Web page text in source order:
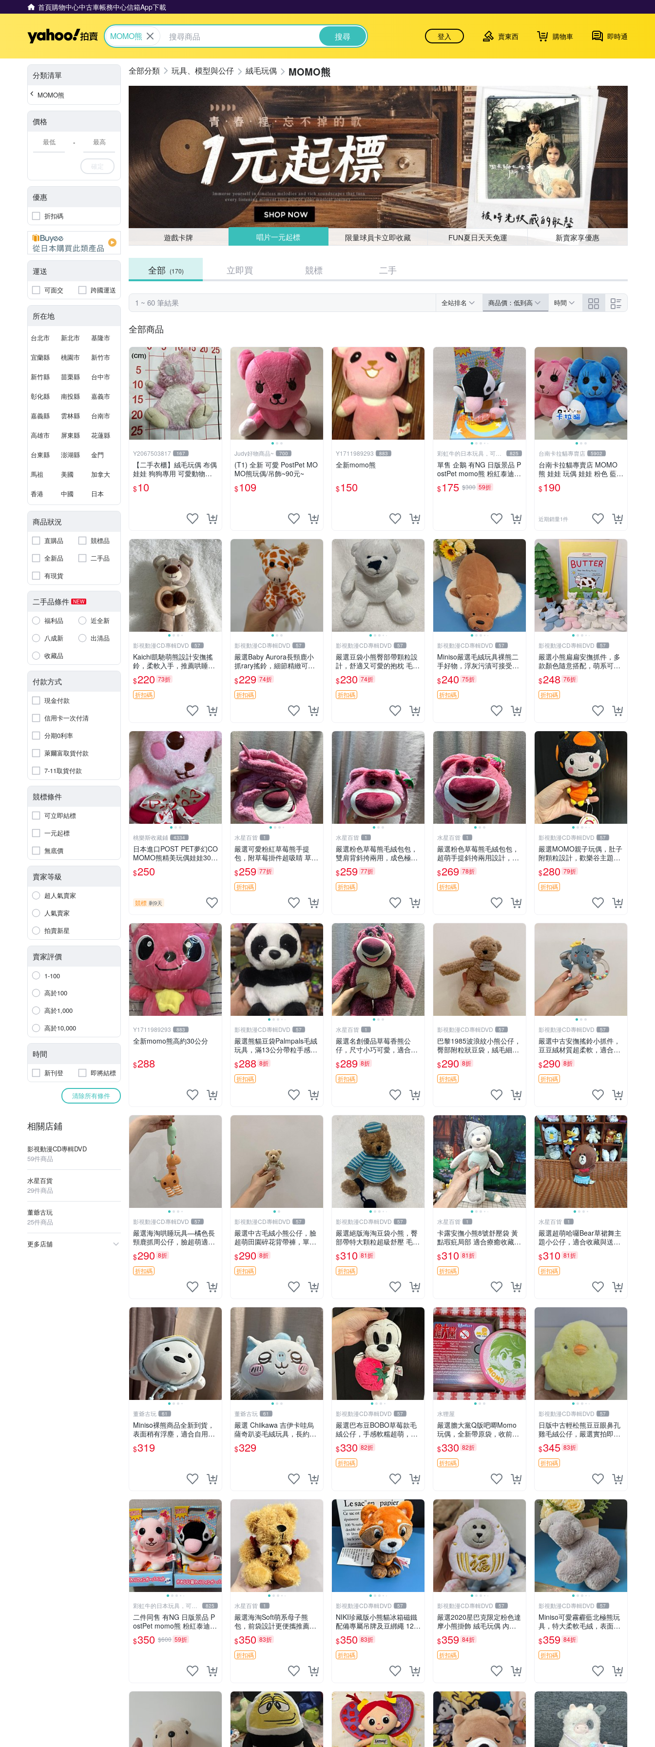
首頁購物中心中古車帳務中心信箱App下載
Yahoo拍賣
MOMO熊 搜尋 登入 賣東西 購物車 即時通
分類清單
MOMO熊
價格
-
確定
優惠
折扣碼
運送
可面交 跨國運送
所在地
台北市 新北市 基隆市
宜蘭縣 桃園市 新竹市
新竹縣 苗栗縣 台中市
彰化縣 南投縣 嘉義市
嘉義縣 雲林縣 台南市
高雄市 屏東縣 花蓮縣
台東縣 澎湖縣 金門
馬祖 美國 加拿大
香港 中國 日本
商品狀況
直購品
競標品
全新品
二手品
有現貨
二手品條件 NEW
福利品
近全新
八成新
出清品
收藏品
付款方式
現金付款
信用卡一次付清
分期0利率
萊爾富取貨付款
7-11取貨付款
競標條件
可立即結標
一元起標
無底價
賣家等級
超人氣賣家
人氣賣家
拍賣新星
賣家評價
1-100
高於100
高於1,000
高於10,000
時間
新刊登 即將結標
清除所有條件
相關店鋪
影視動漫CD專輯DVD
59件商品
水星百貨
29件商品
董爺古玩
25件商品
更多店舖
玩具、模型與公仔 絨毛玩偶 MOMO熊
遊戲卡牌 唱片一元起標 限量球員卡立即收藏 FUN夏日天天免運 新賣家享優惠
全部 (170) 立即買 競標 二手
1 ~ 60 筆結果 全站排名 商品價：低到高 時間
全部商品
Y2067503817 167
【二手衣櫃】絨毛玩偶 布偶
娃娃 狗狗專用 可愛動物系
列 耐咬耐磨玩具 玩偶 粉紅
熊寵物玩具 1120929
$10
Judy好物商品~ 700
(T1) 全新 可愛 PostPet MO
MO熊玩偶/吊飾~90元~
$109
Y1711989293 883
全新momo熊
$150
彩虹牛的日本玩具，可7
取付
825
單售 企鵝 有NG 日版景品 P
ostPet momo熊 粉紅泰迪熊
娃娃 布偶 手指頭 娃娃
$175 $300 59折
台南卡拉貓專賣店 5902
台南卡拉貓專賣店 MOMO
熊 娃娃 玩偶 娃娃 粉色 藍色
2色分售
$190
近期銷量1件
影視動漫CD專輯DVD 57
Kaichi凱馳萌熊設計安撫搖
鈴，柔軟入手，推薦哄睡好
選擇 熊公仔 安撫玩具 喂食
環
$220 73折
折扣碼
影視動漫CD專輯DVD 57
嚴選Baby Aurora長頸鹿小
抓rary搖鈴，細節精緻可聆
聽清脆鈴音 軟萌可愛 定制
紀念 金屬搖鈴 新手媽咪推
薦 長頸鹿 抓rary 搖鈴
$229 74折
折扣碼
影視動漫CD專輯DVD 57
嚴選豆袋小熊臀部帶顆粒設
計，舒適又可愛的抱枕 毛絨
抱枕、臀部按摩、坐墊
$230 74折
折扣碼
影視動漫CD專輯DVD 57
Miniso嚴選毛絨玩具裸熊二
手好物，浮灰污漬可接受。
請詳閱照片再下單，售出不
退不換。全新品相收藏推
薦。 裸熊 毛絨玩具 收藏
$240 75折
折扣碼
影視動漫CD專輯DVD 57
嚴選小熊扁扁安撫抓件，多
款顏色隨意搭配，萌系可愛
可改掛件 小熊安撫抓件 憶
記 抓繩 孩童掛件
$248 76折
折扣碼
桃樂斯收藏鋪 4334
日本進口POST PET夢幻CO
MOMO熊精美玩偶娃娃30c
m
$250
競標 剩9天
水星百貨 1
嚴選可愛粉紅草莓熊手提
包，附草莓掛件超吸睛 草莓
熊手提包 草莓掛件 可愛port
unese
$259 77折
折扣碼
水星百貨 1
嚴選粉色草莓熊毛絨包包，
雙肩背斜挎兩用，成色極佳
精準關鍵詞：草莓熊 包包
毛絨
$259 77折
折扣碼
水星百貨 1
嚴選粉色草莓熊毛絨包包，
超萌手提斜挎兩用設計，成
色上佳容量大 粉紅草莓 毛
絨包 超大容量
$269 78折
折扣碼
影視動漫CD專輯DVD 57
嚴選MOMO親子玩偶，肚子
附顆粒設計，歡樂谷主題，
成色清晰可視頻確認。歡樂
購不停！ 點點玩偶 歡樂谷
肚子帶顆粒
$280 79折
折扣碼
Y1711989293 883
全新momo熊高約30公分
$288
影視動漫CD專輯DVD 57
嚴選熊貓豆袋Palmpals毛絨
玩具，滿13公分帶粒手感極
佳，電影主題周邊推薦 熊貓
Palmpals 毛絨玩具 豆袋 劇
場版周邊
$288 8折
折扣碼
水星百貨 1
嚴選名創優品草莓香熊公
仔，尺寸小巧可愛，適合收
藏賞玩 30cm 玩具 公仔 草
莓熊
$289 8折
折扣碼
影視動漫CD專輯DVD 57
巴黎1985波浪紋小熊公仔，
臀部附粒狀豆袋，絨毛細膩
臉部可愛，中古嚴選推薦 小
熊 公仔 豆袋
$290 8折
折扣碼
影視動漫CD專輯DVD 57
嚴選中古安撫搖鈴小抓件，
豆豆絨材質超柔軟，適合新
生寶寶緩解焦慮 (安撫玩具
寶寶用品 抱枕)
$290 8折
折扣碼
影視動漫CD專輯DVD 57
嚴選海淘哄睡玩具—橘色長
頸鹿抓周公仔，臉超萌適合
寶寶陪伴，中古略有使用痕
跡 橘色 長頸鹿 抓周
$290 8折
折扣碼
影視動漫CD專輯DVD 57
嚴選中古毛絨小熊公仔，臉
超萌田園碎花背帶褲，單只
實拍展示 中古、毛絨玩具、
玩偶
$290 8折
折扣碼
影視動漫CD專輯DVD 57
嚴選絕版海淘豆袋小熊，臀
部帶特大顆粒超級舒壓 毛毛
摸起來格外順滑適合收藏 10
0%棉質 豆袋枕 豆袋、抱
枕、小熊
$310 81折
折扣碼
水星百貨 1
卡露安撫小熊8號舒壓袋 黃
點瑕疪局部 適合療癒收藏
撫慰身心 美肌養護 放鬆好
物
$310 81折
折扣碼
水星百貨 1
嚴選超萌哈囉Bear草裙舞主
題小公仔，適合收藏與送禮
100 克 哈囉Bear 草裙舞
$310 81折
折扣碼
董爺古玩 61
Miniso裸熊商品全新到貨，
表面稍有浮塵，適合自用收
藏嚴選款。 裸熊 商品 裸熊
玩偶
$319
董爺古玩 61
嚴選 Chiikawa 吉伊卡哇烏
薩奇趴姿毛絨玩具，長約30
cm，質地超軟適合收藏 烏
薩奇 Chiikawa 毛絨 超軟
$329
影視動漫CD專輯DVD 57
嚴選巴布豆BOBO草莓款毛
絨公仔，手感軟糯超萌，成
色優良適合作為收藏品或包
包配飾。可視頻確認詳情。
巴布豆 BOBO 草莓 毛絨公
仔 收藏 包配飾
$330 82折
折扣碼
水狸屋
嚴選膽大黨Q版吧唧Momo
玩偶，全新帶原袋，收前請
詳讀收物須知。非偏遠地區
同城可取。 膽大黨 Q版 陳
冠希 妙Q玩偶
$330 82折
折扣碼
影視動漫CD專輯DVD 57
日版中古輕松熊豆豆眼鼻孔
雞毛絨公仔，嚴選實拍即視
粉絲必買 公仔紙箱氣泡膜精
心包裝快速發貨 輕松熊 公
仔 雞毛絨
$345 83折
折扣碼
彩虹牛的日本玩具，可7
取付
825
二件同售 有NG 日版景品 P
ostPet momo熊 粉紅泰迪熊
妹妹 comomo 企鵝 娃娃 布
偶 手指頭 娃娃
$350 $600 59折
水星百貨 1
嚴選海淘Soft萌系母子熊
包，前袋設計更便攜推薦收
藏 母子熊 軟綿綿 包包
$350 83折
折扣碼
影視動漫CD專輯DVD 57
NIKI珍藏版小熊貓冰箱磁鐵
配備專屬吊牌及豆綁繩 12c
m 廢品嚴選 好評推薦 小熊
貓冰箱貼 磁鐵掛件 冰箱飾
品
$350 83折
折扣碼
影視動漫CD專輯DVD 57
嚴選2020星巴克限定粉色達
摩小熊掛飾 絨毛玩偶 內裡
小熊 可愛 御用伴侶 默認微
暇 售後自理 小熊掛飾 星巴
克 限量版
$359 84折
折扣碼
影視動漫CD專輯DVD 57
Miniso可愛霧霾藍北極熊玩
具，特大柔軟毛絨，表面稍
有使用痕跡，適合居家擺放
23CM 毛絨玩具 北極熊 魯
班熊
$359 84折
折扣碼